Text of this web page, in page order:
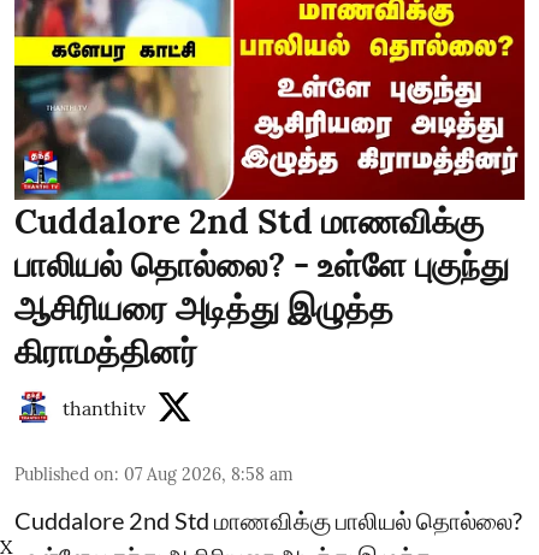
Cuddalore 2nd Std மாணவிக்கு
பாலியல் தொல்லை? - உள்ளே புகுந்து
ஆசிரியரை அடித்து இழுத்த
கிராமத்தினர்
thanthitv
Published on: 07 Aug 2026, 8:58 am
Cuddalore 2nd Std மாணவிக்கு பாலியல் தொல்லை?
X